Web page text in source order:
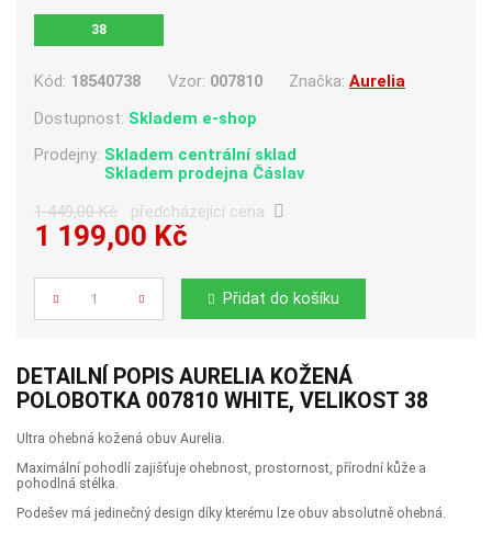
38
Kód: 18540738 Vzor: 007810 Značka: Aurelia
Dostupnost: Skladem e-shop
Prodejny: Skladem centrální sklad
Skladem prodejna Čáslav
1 449,00 Kč předcházející cena
1 199,00 Kč
Počet
Přidat do košíku
DETAILNÍ POPIS AURELIA KOŽENÁ
POLOBOTKA 007810 WHITE, VELIKOST 38
Ultra ohebná kožená obuv Aurelia.
Maximální pohodlí zajišťuje ohebnost, prostornost, přírodní kůže a
pohodlná stélka.
Podešev má jedinečný design díky kterému lze obuv absolutně ohebná.